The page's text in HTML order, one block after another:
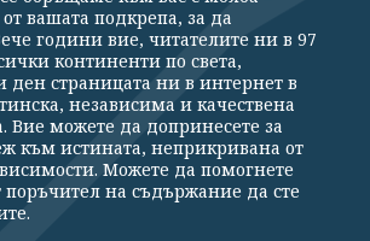
Политика за поверителност
Контакти
За Клуб Z
Подкрепете ни
е „Клуб Зебра Медия“ ЕООД, София, ул. "Алеко
права запазени 2026 „Клуб Зебра Медия“
вашата подкрепа, за да
години вие, читателите ни в 97
континенти по света,
ден страницата ни в интернет в
независима и качествена
Вие можете да допринесете за
към истината, неприкривана от
Можете да помогнете
поръчител на съдържание да сте